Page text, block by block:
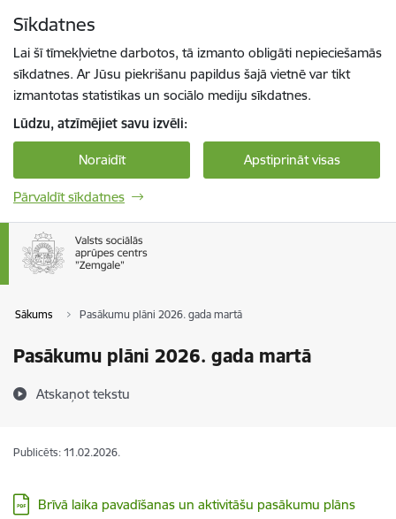
Sīkdatnes
Lai šī tīmekļvietne darbotos, tā izmanto obligāti nepieciešamās
sīkdatnes. Ar Jūsu piekrišanu papildus šajā vietnē var tikt
izmantotas statistikas un sociālo mediju sīkdatnes.
Lūdzu, atzīmējiet savu izvēli:
Noraidīt Apstiprināt visas
Pārvaldīt sīkdatnes
Sākums Pasākumu plāni 2026. gada martā
Pasākumu plāni 2026. gada martā
Atskaņot tekstu
Publicēts: 11.02.2026.
Lejupielādēt:
Brīvā laika pavadīšanas un aktivitāšu pasākumu plāns